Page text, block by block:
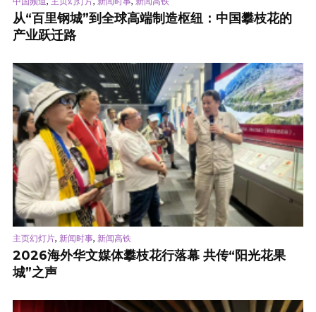
从“百里钢城”到全球高端制造枢纽：中国攀枝花的
产业跃迁路
主页幻灯片, 新闻时事, 新闻高铁
2026海外华文媒体攀枝花行落幕 共传“阳光花果
城”之声